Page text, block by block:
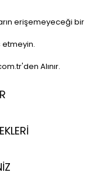
erişemeyeceği bir
etmeyin.
Alınır.